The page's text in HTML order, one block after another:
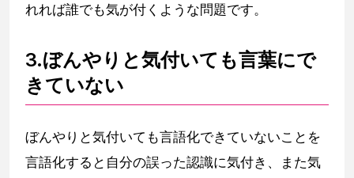
れれば誰でも気が付くような問題です。
3.ぼんやりと気付いても言葉にで
きていない
ぼんやりと気付いても言語化できていないことを
言語化すると自分の誤った認識に気付き、また気